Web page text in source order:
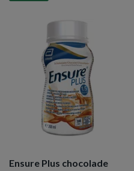
Ensure Plus chocolade